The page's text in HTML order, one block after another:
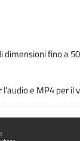
fino a
e MP4 per il